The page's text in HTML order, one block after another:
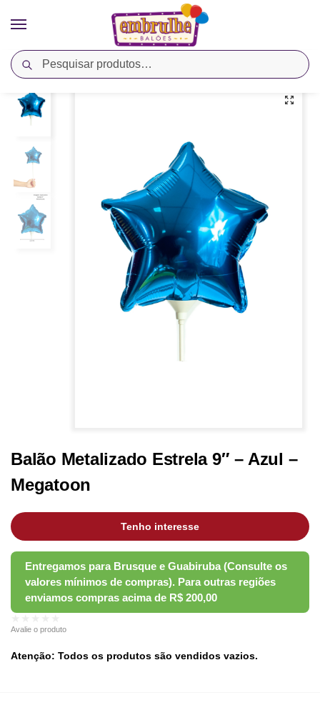
Pesquisar
Início Cores Azul / Balão Metalizado Estrela 9″ – Azul – Megatoon
Balão Metalizado Estrela 9″ – Azul –
Megatoon
Tenho interesse
Avalie o produto
Atenção: Todos os produtos são vendidos vazios.